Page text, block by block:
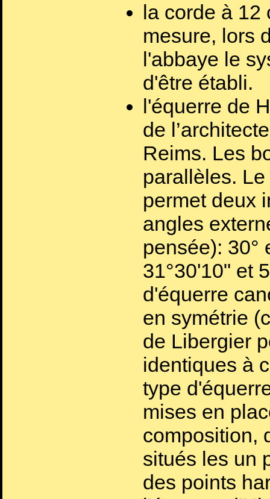
la corde à 12
mesure, lors
l'abbaye le
d'être établi.
l'équerre de
de
Reims. Les
parallèles.
permet deux
angles
pensée): 30°
31°30'10" et
d'équerre
en symétrie
de Libergier
identiques à
type
mises en
composition,
situés les un
des points